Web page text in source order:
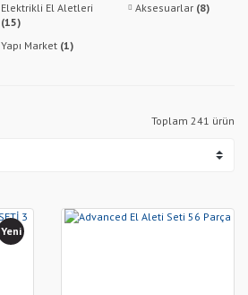
Elektrikli El Aletleri
(15)
Aksesuarlar (8)
Yapı Market (1)
Toplam 241 ürün
Yeni